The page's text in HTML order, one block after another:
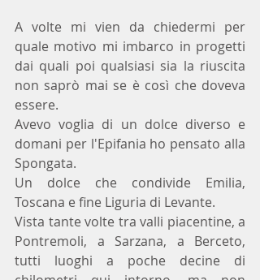
A volte mi vien da chiedermi per
quale motivo mi imbarco in progetti
dai quali poi qualsiasi sia la riuscita
non saprò mai se è così che doveva
essere.
Avevo voglia di un dolce diverso e
domani per l'Epifania ho pensato alla
Spongata.
Un dolce che condivide Emilia,
Toscana e fine Liguria di Levante.
Vista tante volte tra valli piacentine, a
Pontremoli, a Sarzana, a Berceto,
tutti luoghi a poche decine di